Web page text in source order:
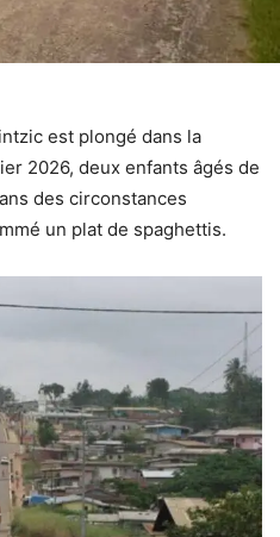
est plongé dans la
2026, deux enfants âgés de
des circonstances
un plat de spaghettis.